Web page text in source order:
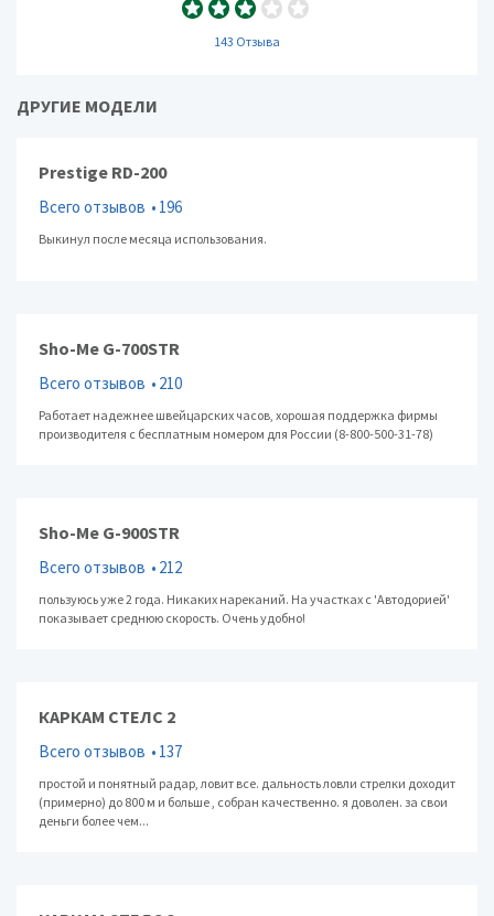
143 Отзыва
ДРУГИЕ МОДЕЛИ
Prestige RD-200
Всего отзывов 196
Выкинул после месяца использования.
Sho-Me G-700STR
Всего отзывов 210
Работает надежнее швейцарских часов, хорошая поддержка фирмы
производителя с бесплатным номером для России (8-800-500-31-78)
Sho-Me G-900STR
Всего отзывов 212
пользуюсь уже 2 года. Никаких нареканий. На участках с 'Автодорией'
показывает среднюю скорость. Очень удобно!
КАРКАМ СТЕЛС 2
Всего отзывов 137
простой и понятный радар, ловит все. дальность ловли стрелки доходит
(примерно) до 800 м и больше , собран качественно. я доволен. за свои
деньги более чем...